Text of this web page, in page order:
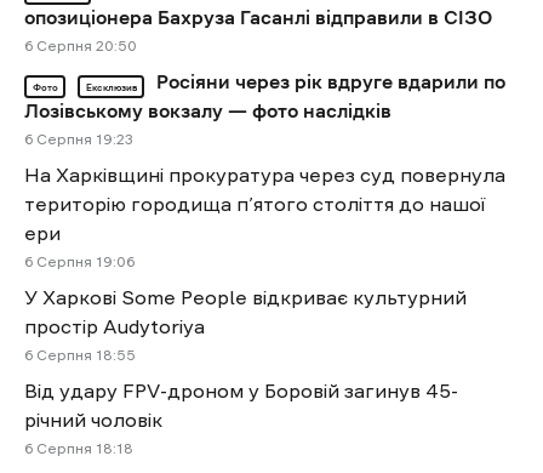
опозиціонера Бахруза Гасанлі відправили в СІЗО
6 Cерпня 20:50
Фото Ексклюзив
Росіяни через рік вдруге вдарили по
Лозівському вокзалу — фото наслідків
6 Cерпня 19:23
На Харківщині прокуратура через суд повернула
територію городища п’ятого століття до нашої
ери
6 Cерпня 19:06
У Харкові Some People відкриває культурний
простір Audytoriya
6 Cерпня 18:55
Від удару FPV-дроном у Боровій загинув 45-
річний чоловік
6 Cерпня 18:18